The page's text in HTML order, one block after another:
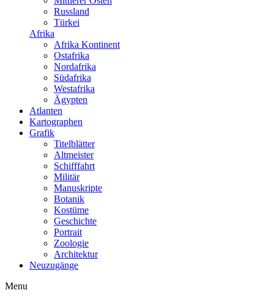
Russland
Türkei
Afrika
Afrika Kontinent
Ostafrika
Nordafrika
Südafrika
Westafrika
Ägypten
Atlanten
Kartographen
Grafik
Titelblätter
Altmeister
Schifffahrt
Militär
Manuskripte
Botanik
Kostüme
Geschichte
Portrait
Zoologie
Architektur
Neuzugänge
Menu